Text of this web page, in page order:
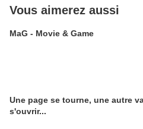
Vous aimerez aussi
MaG - Movie & Game
Une page se tourne, une autre
s'ouvrir...